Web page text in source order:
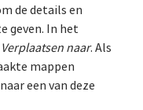
de details en
geven. In het
Verplaatsen naar. Als
mappen
een van deze